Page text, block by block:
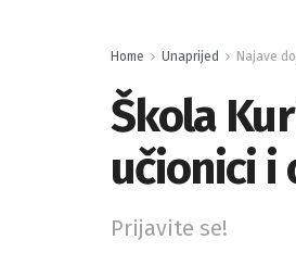
Home Unaprijed Najave
Škola
učionici i
Prijavite se!